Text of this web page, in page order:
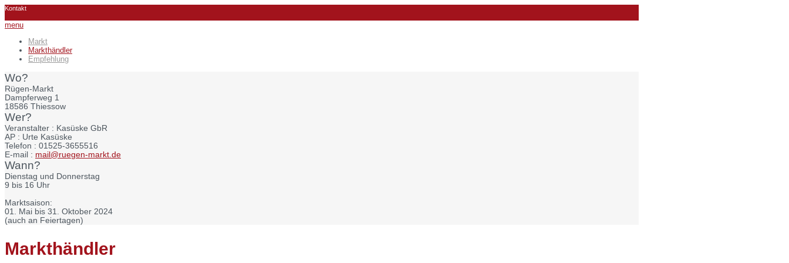
Kontakt
menu
Markt
Markthändler
Empfehlung
Wo?
Rügen-Markt
Dampferweg 1
18586 Thiessow
Wer?
Veranstalter : Kasüske GbR
AP : Urte Kasüske
Telefon : 01525-3655516
E-mail : mail@ruegen-markt.de
Wann?
Dienstag und Donnerstag
9 bis 16 Uhr
Marktsaison:
01. Mai bis 31. Oktober 2024
(auch an Feiertagen)
Markthändler